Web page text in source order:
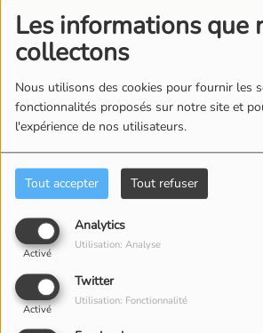
Les informations que
collectons
Nous utilisons des cookies pour fournir les
fonctionnalités proposés sur notre site et
l'expérience de nos utilisateurs.
Tout accepter Tout refuser
Analytics
Activé
Utilisation: Analyse
Twitter
Activé
Utilisation: Fonctionnalité
27 JUIN 2025
et Jade est partie à sa rencontre pour
découverte !
Commentaires(0)
Connectez-vous pour commenter